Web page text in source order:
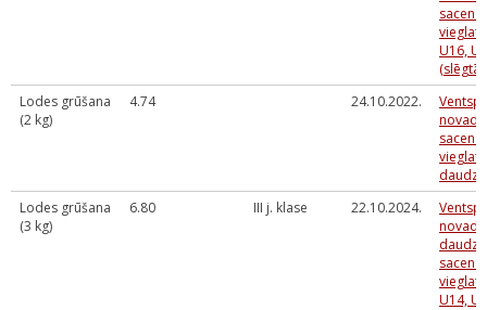
U16,
Lodes grūšana
(2 kg)
4.74 24.10.2022.
novada
Lodes grūšana
(3 kg)
6.80 III j. klase 22.10.2024.
novada
U14,